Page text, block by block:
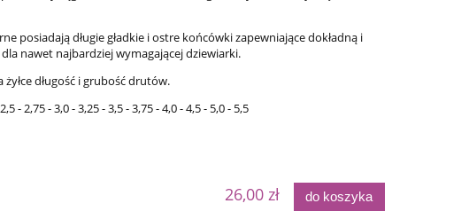
posiadają długie gładkie i ostre końcówki zapewniające dokładną i
nawet najbardziej wymagającej dziewiarki.
żyłce długość i grubość drutów.
- 2,75 - 3,0 - 3,25 - 3,5 - 3,75 - 4,0 - 4,5 - 5,0 - 5,5
26,00 zł do koszyka